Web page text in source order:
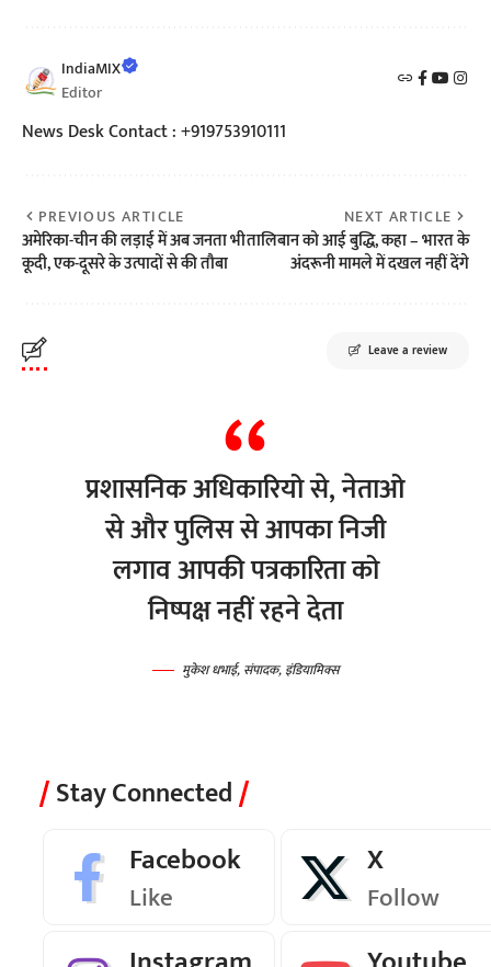
IndiaMIX
Editor
News Desk Contact : +919753910111
PREVIOUS ARTICLE
अमेरिका-चीन की लड़ाई में अब जनता भी
कूदी, एक-दूसरे के उत्पादों से की तौबा
NEXT ARTICLE
तालिबान को आई बुद्धि, कहा – भारत के
अंदरूनी मामले में दखल नहीं देंगे
Leave a review
प्रशासनिक अधिकारियो से, नेताओ
से और पुलिस से आपका निजी
लगाव आपकी पत्रकारिता को
निष्पक्ष नहीं रहने देता
मुकेश धभाई, संपादक, इंडियामिक्स
Stay Connected
Facebook
Like
X
Follow